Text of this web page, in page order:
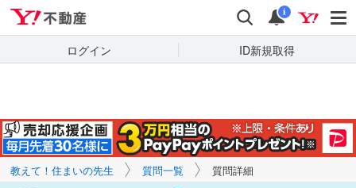
検索 通知
i
ログイン ID新規取得
キーワードで
質問を探す
教えて！住まいの先生 質問一覧 質問詳細